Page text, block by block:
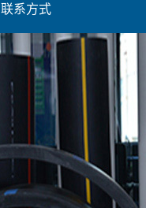
联系方式